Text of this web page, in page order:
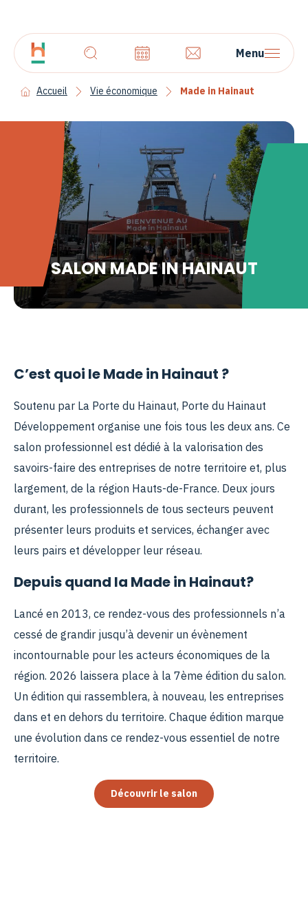
Menu
Accueil Vie économique Made in Hainaut
SALON MADE IN HAINAUT
C’est quoi le Made in Hainaut ?
Soutenu par La Porte du Hainaut, Porte du Hainaut
Développement organise une fois tous les deux ans. Ce
salon professionnel est dédié à la valorisation des
savoirs-faire des entreprises de notre territoire et, plus
largement, de la région Hauts-de-France. Deux jours
durant, les professionnels de tous secteurs peuvent
présenter leurs produits et services, échanger avec
leurs pairs et développer leur réseau.
Depuis quand la Made in Hainaut?
Lancé en 2013, ce rendez-vous des professionnels n’a
cessé de grandir jusqu’à devenir un évènement
incontournable pour les acteurs économiques de la
région. 2026 laissera place à la 7ème édition du salon.
Un édition qui rassemblera, à nouveau, les entreprises
dans et en dehors du territoire. Chaque édition marque
une évolution dans ce rendez-vous essentiel de notre
territoire.
Découvrir le salon